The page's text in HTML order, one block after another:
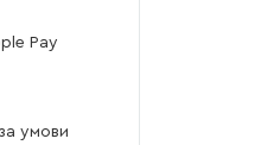
Pay
умови